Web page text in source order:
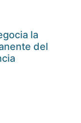
la
del